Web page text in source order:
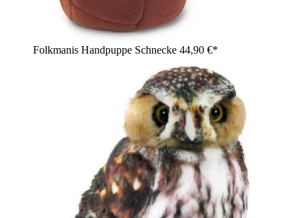
Folkmanis Handpuppe Schnecke 44,90 €*